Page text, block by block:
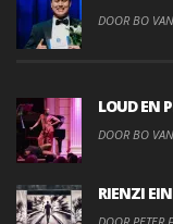
DOOR BO
LOUD EN
DOOR BO
RIENZI